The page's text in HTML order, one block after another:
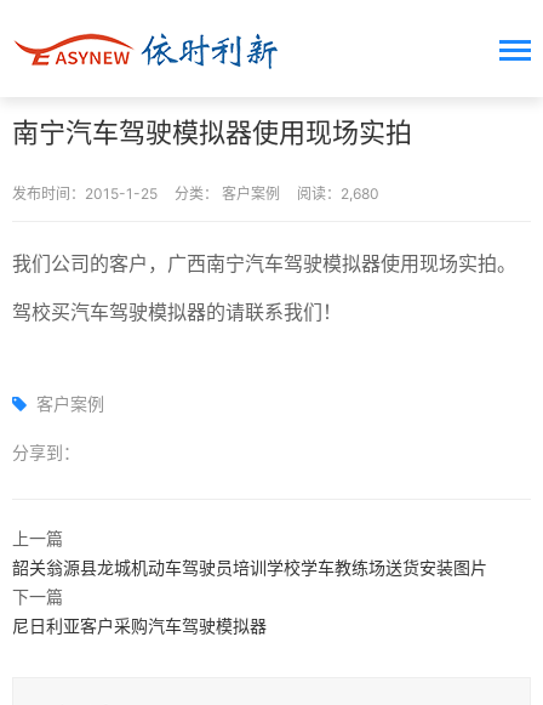
南宁汽车驾驶模拟器使用现场实拍
发布时间：2015-1-25 分类： 客户案例 阅读：2,680
我们公司的客户，广西南宁汽车驾驶模拟器使用现场实拍。
驾校买汽车驾驶模拟器的请联系我们！
客户案例
分享到：
上一篇
韶关翁源县龙城机动车驾驶员培训学校学车教练场送货安装图片
下一篇
尼日利亚客户采购汽车驾驶模拟器